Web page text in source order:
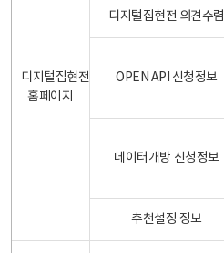
디지털집현전
홈페이지
디지털집현전 의견수렴
OPEN API 신청정보
데이터개방 신청정보
추천설정 정보